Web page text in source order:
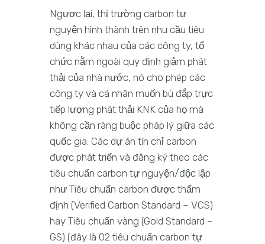
Ngược lại, thị trường carbon tự
nguyện hình thành trên nhu cầu tiêu
dùng khác nhau của các công ty, tổ
chức nằm ngoài quy định giảm phát
thải của nhà nước, nó cho phép các
công ty và cá nhân muốn bù đắp trực
tiếp lượng phát thải KNK của họ mà
không cần ràng buộc pháp lý giữa các
quốc gia. Các dự án tín chỉ carbon
được phát triển và đăng ký theo các
tiêu chuẩn carbon tự nguyện/độc lập
như Tiêu chuẩn carbon được thẩm
định (Verified Carbon Standard – VCS)
hay Tiêu chuẩn vàng (Gold Standard –
GS) (đây là 02 tiêu chuẩn carbon tự